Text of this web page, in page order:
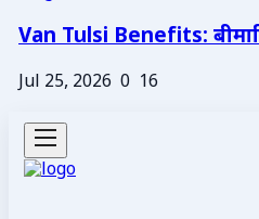
Van Tulsi Benefits:
Jul 25, 2026 0 16